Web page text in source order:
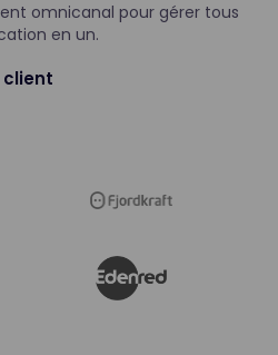
omnicanal pour gérer tous
en un.
client